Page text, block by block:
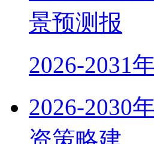
景预测报
2026-2031
2026-2030